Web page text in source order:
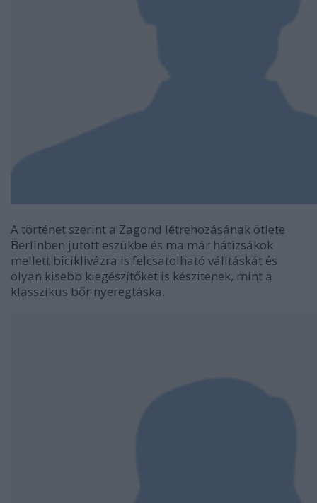
A történet szerint a Zagond létrehozásának ötlete
Berlinben jutott eszükbe és ma már hátizsákok
mellett biciklivázra is felcsatolható válltáskát és
olyan kisebb kiegészítőket is készítenek, mint a
klasszikus bőr nyeregtáska.